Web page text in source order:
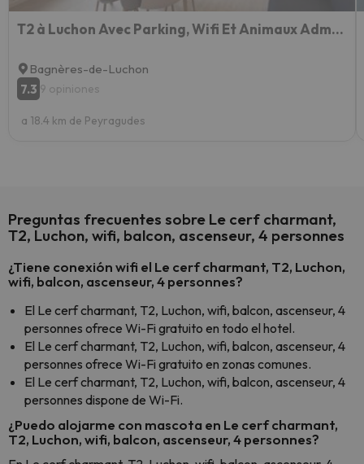
T2 à Luchon Avec Parking, Wifi Et Animaux Admis - Fr-1-313-207
Bagnères-de-Luchon
7.3 9 opiniones
a 18.4 km de Peyragudes
Preguntas frecuentes sobre Le cerf charmant,
T2, Luchon, wifi, balcon, ascenseur, 4 personnes
¿Tiene conexión wifi el Le cerf charmant, T2, Luchon,
wifi, balcon, ascenseur, 4 personnes?
El Le cerf charmant, T2, Luchon, wifi, balcon, ascenseur, 4
personnes ofrece Wi-Fi gratuito en todo el hotel.
El Le cerf charmant, T2, Luchon, wifi, balcon, ascenseur, 4
personnes ofrece Wi-Fi gratuito en zonas comunes.
El Le cerf charmant, T2, Luchon, wifi, balcon, ascenseur, 4
personnes dispone de Wi-Fi.
¿Puedo alojarme con mascota en Le cerf charmant,
T2, Luchon, wifi, balcon, ascenseur, 4 personnes?